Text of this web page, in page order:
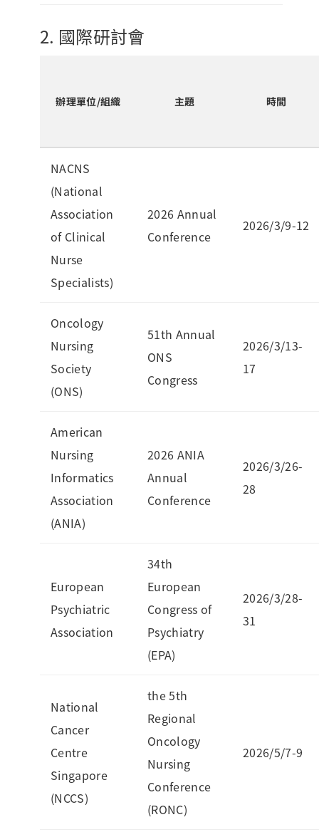
2. 國際研討會
辦理單位/組織 主題 時間
NACNS
(National
Association
of Clinical
Nurse
Specialists)
2026 Annual
Conference
2026/3/9-12
Oncology
Nursing
Society
(ONS)
51th Annual
ONS
Congress
2026/3/13-
17
American
Nursing
Informatics
Association
(ANIA)
2026 ANIA
Annual
Conference
2026/3/26-
28
European
Psychiatric
Association
34th
European
Congress of
Psychiatry
(EPA)
2026/3/28-
31
National
Cancer
Centre
Singapore
(NCCS)
the 5th
Regional
Oncology
Nursing
Conference
(RONC)
2026/5/7-9